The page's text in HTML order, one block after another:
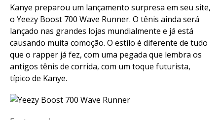
Kanye preparou um lançamento surpresa em seu site,
o Yeezy Boost 700 Wave Runner. O tênis ainda será
lançado nas grandes lojas mundialmente e já está
causando muita comoção. O estilo é diferente de tudo
que o rapper já fez, com uma pegada que lembra os
antigos tênis de corrida, com um toque futurista,
típico de Kanye.